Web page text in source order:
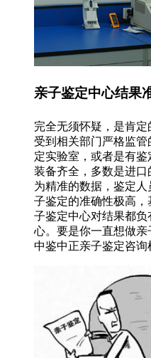
亲子鉴定中心结果
完全无须怀疑，是肯
受到相关部门严格监
定实验室，或者是有
装备齐全，多数是进
为精准的数据，鉴定
子鉴定的准确性极高，
子鉴定中心对结果都
心。要是你一直想做
中鉴中正亲子鉴定咨询